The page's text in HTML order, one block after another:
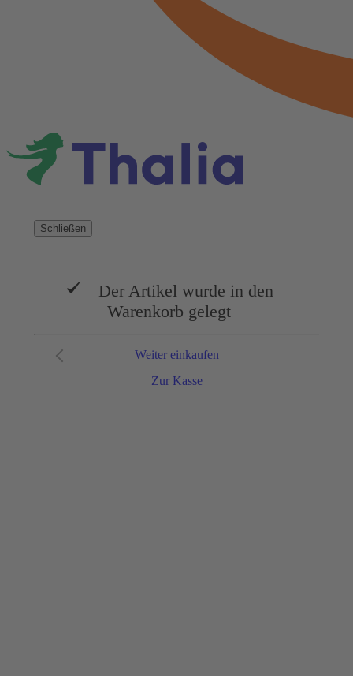
Schließen
Der Artikel wurde in den
Warenkorb gelegt
Zur Kasse
Weiter einkaufen